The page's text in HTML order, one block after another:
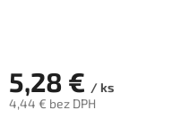
5,28 € / ks
4,44 € bez DPH